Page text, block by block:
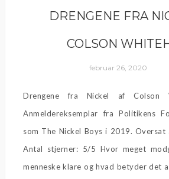
DRENGENE FRA
COLSON
februar 26, 2020
Drengene fra Nickel af Colson
Anmeldereksemplar fra Politikens
som The Nickel Boys i 2019. Oversat
Antal stjerner: 5/5 Hvor meget
menneske klare og hvad betyder det